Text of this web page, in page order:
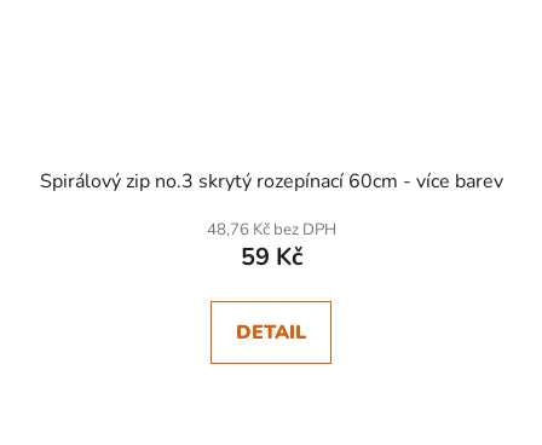
Spirálový zip no.3 skrytý rozepínací 60cm - více barev
48,76 Kč bez DPH
59 Kč
DETAIL